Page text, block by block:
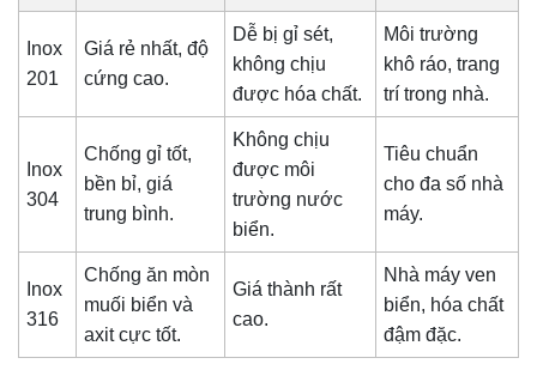
Inox
201
Giá rẻ nhất, độ
cứng cao.
Dễ bị gỉ sét,
không chịu
được hóa chất.
Môi trường
khô ráo, trang
trí trong nhà.
Inox
304
Chống gỉ tốt,
bền bỉ, giá
trung bình.
Không chịu
được môi
trường nước
biển.
Tiêu chuẩn
cho đa số nhà
máy.
Inox
316
Chống ăn mòn
muối biển và
axit cực tốt.
Giá thành rất
cao.
Nhà máy ven
biển, hóa chất
đậm đặc.